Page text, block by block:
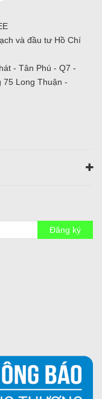
và đầu tư Hồ Chí
- Tân Phú - Q7 -
75 Long Thuận -
Đăng ký